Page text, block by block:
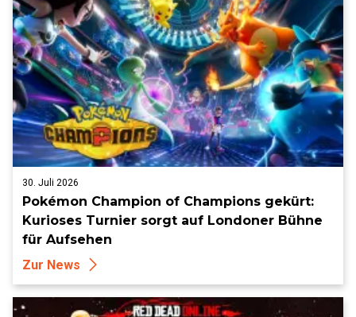
30. Juli 2026
Pokémon Champion of Champions gekürt:
Kurioses Turnier sorgt auf Londoner Bühne
für Aufsehen
Zur News